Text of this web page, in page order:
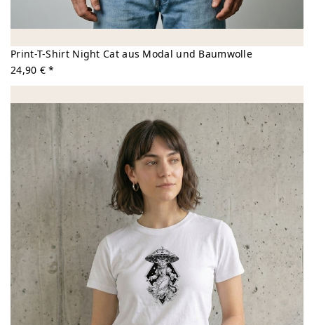
Print-T-Shirt Night Cat aus Modal und Baumwolle
24,90 € *